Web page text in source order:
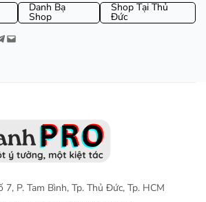
Danh Bạ
Shop
Shop Tại Thủ
Đức
P. Tam Bình, Tp. Thủ Đức, Tp. HCM